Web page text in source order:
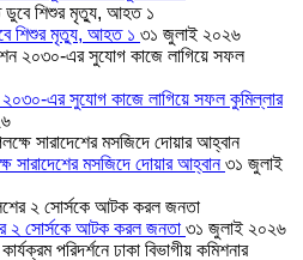
শিশুর মৃত্যু, আহত ১ ৩১ জুলাই ২০২৬
২০৩০-এর সুযোগ কাজে লাগিয়ে সফল কুমিল্লার
সারাদেশের মসজিদে দোয়ার আহ্বান৩১ জুলাই
২ সোর্সকে আটক করল জনতা ৩১ জুলাই ২০২৬